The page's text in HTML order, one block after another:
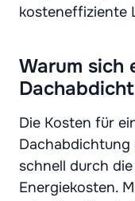
kosteneffiziente
Warum sich
Die Kosten für
Dachabdichtung
schnell durch
Energiekosten.